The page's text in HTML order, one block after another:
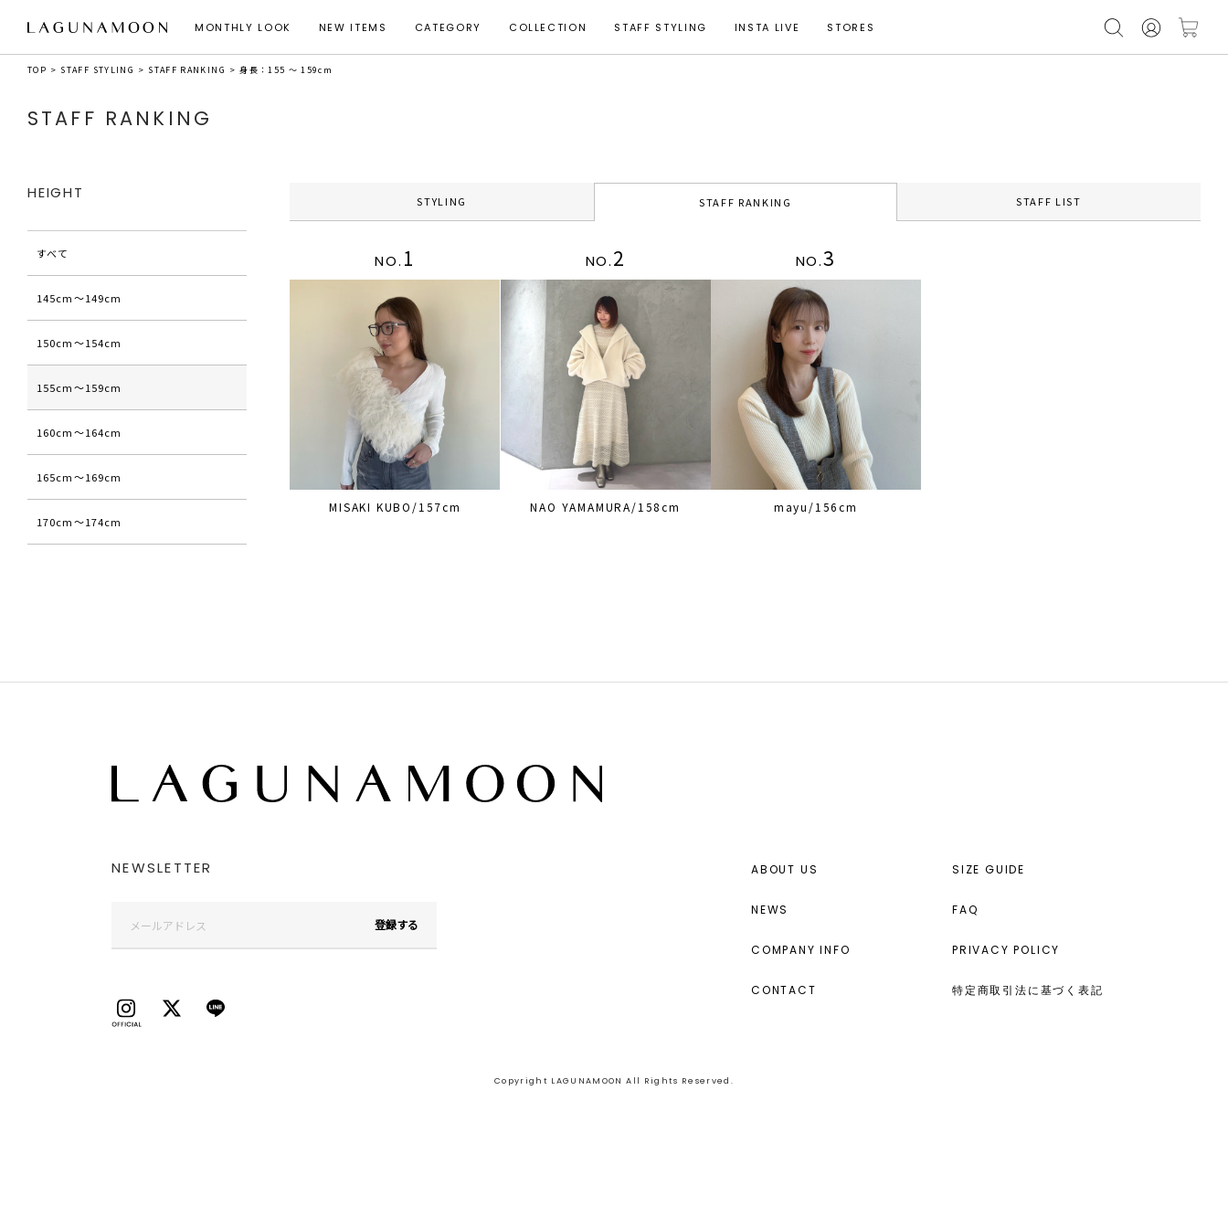
MONTHLY LOOK NEW ITEMS CATEGORY COLLECTION STAFF STYLING INSTA LIVE STORES
TOP STAFF STYLING STAFF RANKING 身長：155 ～ 159cm
STAFF RANKING
STYLING STAFF RANKING STAFF LIST
NO. 1
MISAKI KUBO/157cm
NO.2
NAO YAMAMURA/158cm
NO.3
mayu/156cm
HEIGHT
すべて
145cm〜149cm
150cm〜154cm
155cm〜159cm
160cm〜164cm
165cm〜169cm
170cm〜174cm
NEWSLETTER
登録する
ABOUT US
NEWS
COMPANY INFO
CONTACT
SIZE GUIDE
FAQ
PRIVACY POLICY
特定商取引法に基づく表記
Copyright LAGUNAMOON All Rights Reserved.